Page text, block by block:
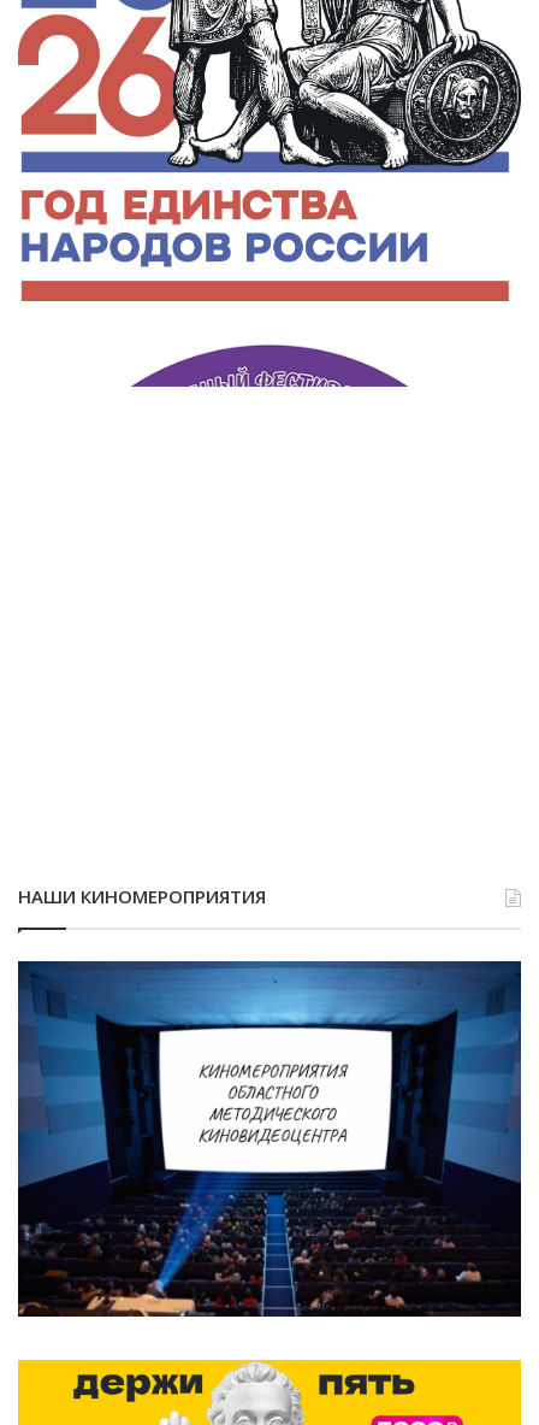
НАШИ КИНОМЕРОПРИЯТИЯ